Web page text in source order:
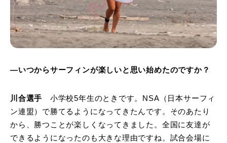
―いつからサーフィンが楽しいと思い始めたのですか？
川合選手 小学校5年生のときです。NSA（日本サーフィ
ン連盟）で勝てるようになってきたんです。そのあたり
から、勝つことが楽しくなってきました。全国に友達が
できるようになったのも大きな理由ですね。試合会場に